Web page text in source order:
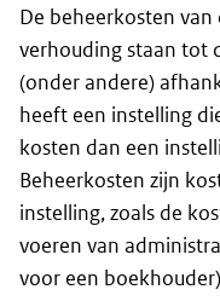
De beheerkosten
verhouding staan tot
(onder andere)
heeft een instelling
kosten dan een
Beheerkosten zijn
instelling, zoals de
voeren van
voor een